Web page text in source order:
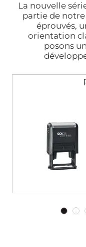
La nouvelle
partiede notre
éprouvés,
orientation
posons